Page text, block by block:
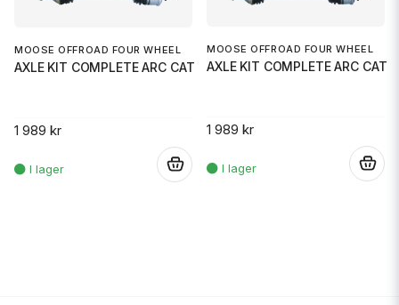
MOOSE OFFROAD FOUR WHEEL
AXLE KIT COMPLETE ARC CAT
1 989 kr
MOOSE OFFROAD FOUR WHEEL
AXLE KIT COMPLETE ARC CAT
1 989 kr